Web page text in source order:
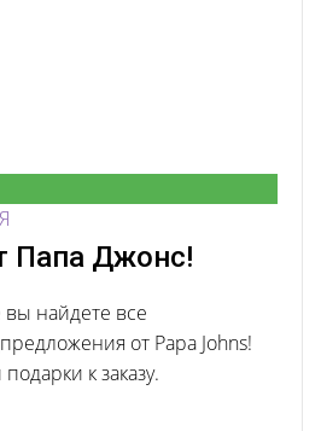
Папа Джонс!
найдете все
от Papa Johns!
к заказу.